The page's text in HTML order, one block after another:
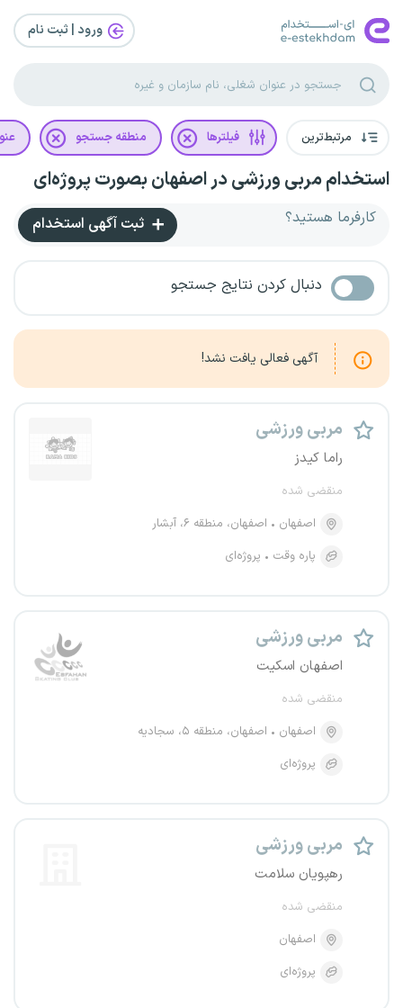
ورود | ثبت‌ نام
مرتبط‌ترین فیلترها منطقه جستجو
استخدام مربی ورزشی در اصفهان بصورت پروژه‌ای
کارفرما هستید؟ ثبت آگهی استخدام
دنبال کردن نتایج جستجو
آگهی فعالی یافت نشد!
مربی ورزشی
راما کیدز
منقضی شده
اصفهان
اصفهان، منطقه ۶، آبشار
پاره وقت
پروژه‌ای
مربی ورزشی
اصفهان اسکیت
منقضی شده
اصفهان
اصفهان، منطقه ۵، سجادیه
پروژه‌ای
مربی ورزشی
رهپویان سلامت
منقضی شده
اصفهان
پروژه‌ای